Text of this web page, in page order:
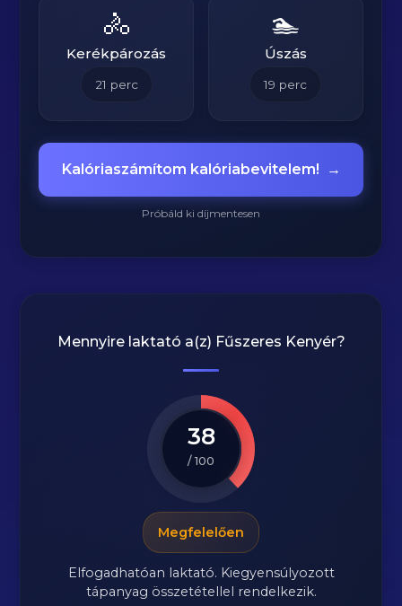
🚴
Kerékpározás
21 perc
🏊
Úszás
19 perc
Kalóriaszámítom kalóriabevitelem! →
Próbáld ki díjmentesen
Mennyire laktató a(z) Fűszeres Kenyér?
38
/ 100
Megfelelően
Elfogadhatóan laktató. Kiegyensúlyozott
tápanyag összetétellel rendelkezik.